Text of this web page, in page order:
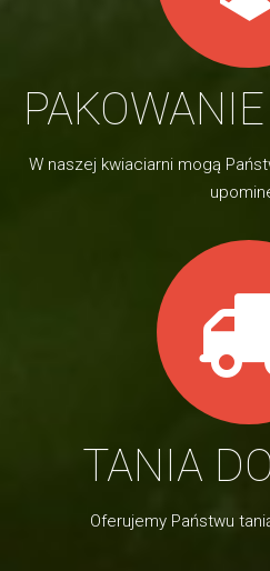
W naszej kwiaciarni mogą
TANIA
Oferujemy Państwu